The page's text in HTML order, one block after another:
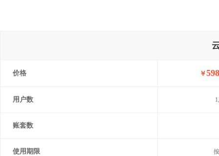
价格 ￥
用户数
账套数
使用期限